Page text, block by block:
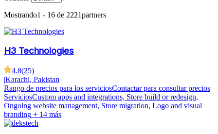
Mostrando1 - 16 de 2221partners
H3 Technologies
4.8(25)
|Karachi, Pakistan
Rango de precios para los serviciosContactar para consultar precios
ServiciosCustom apps and integrations, Store build or redesign,
Ongoing website management, Store migration, Logo and visual
branding + 14 más